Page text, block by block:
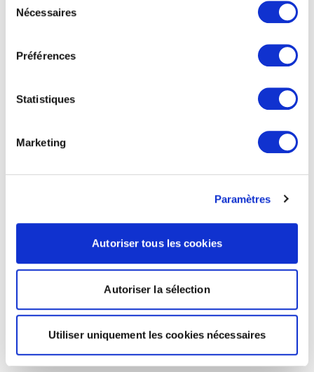
Nécessaires
Préférences
Statistiques
Marketing
Paramètres
Autoriser tous les cookies
Autoriser la sélection
Utiliser uniquement les cookies nécessaires